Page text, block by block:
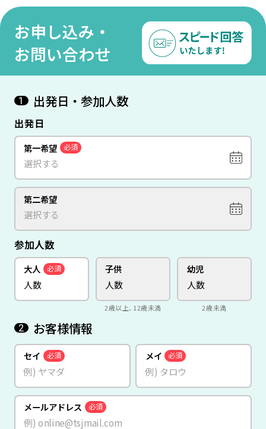
お申し込み・
お問い合わせ
1 出発日・参加人数
出発日
第一希望 必須
第二希望
参加人数
大人 必須 子供
2歳以上、12歳未満
幼児
2歳未満
2 お客様情報
セイ 必須 メイ 必須
メールアドレス 必須